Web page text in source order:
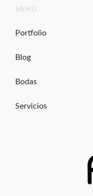
contenido
MENU
Portfolio
Blog
Bodas
Servicios